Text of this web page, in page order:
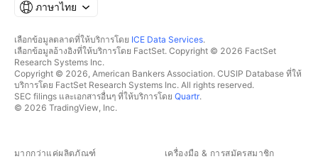
ภาษาไทย
เลือกข้อมูลตลาดที่ให้บริการโดย ICE Data Services.
เลือกข้อมูลอ้างอิงที่ให้บริการโดย FactSet. Copyright © 2026 FactSet
Research Systems Inc.
Copyright © 2026, American Bankers Association. CUSIP Database ที่ให้
บริการโดย FactSet Research Systems Inc. All rights reserved.
SEC filings และเอกสารอื่นๆ ที่ให้บริการโดย Quartr.
© 2026 TradingView, Inc.
มากกว่าแค่ผลิตภัณฑ์ เครื่องมือ & การสมัครสมาชิก